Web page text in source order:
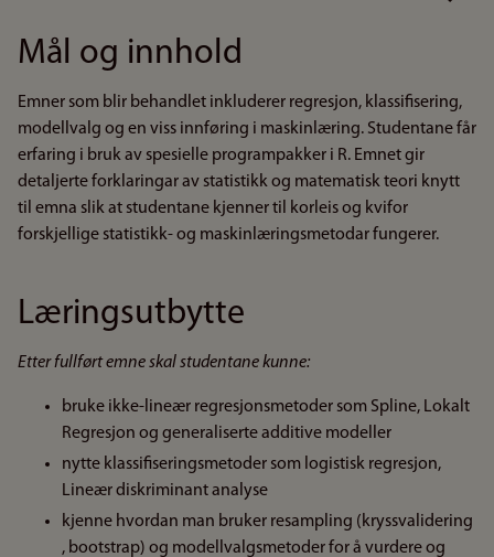
Mål og innhold
Emner som blir behandlet inkluderer regresjon, klassifisering,
modellvalg og en viss innføring i maskinlæring. Studentane får
erfaring i bruk av spesielle programpakker i R. Emnet gir
detaljerte forklaringar av statistikk og matematisk teori knytt
til emna slik at studentane kjenner til korleis og kvifor
forskjellige statistikk- og maskinlæringsmetodar fungerer.
Læringsutbytte
Etter fullført emne skal studentane kunne:
bruke ikke-lineær regresjonsmetoder som Spline, Lokalt
Regresjon og generaliserte additive modeller
nytte klassifiseringsmetoder som logistisk regresjon,
Lineær diskriminant analyse
kjenne hvordan man bruker resampling (kryssvalidering
, bootstrap) og modellvalgsmetoder for å vurdere og